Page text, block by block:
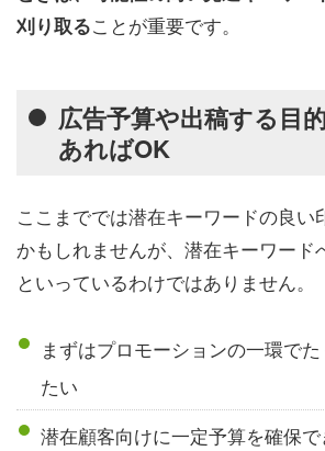
刈り取ることが重要です。
広告予算や出稿する目
あればOK
ここまででは潜在キーワードの良い
かもしれませんが、潜在キーワード
といっているわけではありません。
まずはプロモーションの一環で
たい
潜在顧客向けに一定予算を確保で